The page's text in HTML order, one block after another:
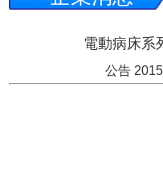
電動病床系
公告